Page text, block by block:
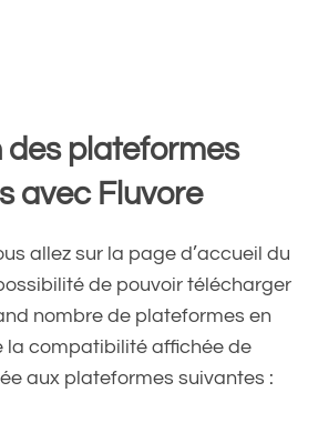
des plateformes
avec Fluvore
allez sur la page d’accueil du
de pouvoir télécharger
nombre de plateformes en
la compatibilité affichée de
aux plateformes suivantes :